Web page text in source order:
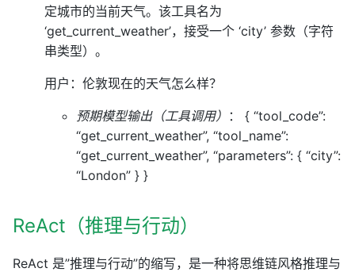
定城市的当前天气。该工具名为
‘get_current_weather’，接受一个 ‘city’ 参数（字符
串类型）。
用户：伦敦现在的天气怎么样？
预期模型输出（工具调用） ： { “tool_code”:
“get_current_weather”, “tool_name”:
“get_current_weather”, “parameters”: { “city”:
“London” } }
ReAct（推理与行动）
ReAct 是”推理与行动”的缩写，是一种将思维链风格推理与